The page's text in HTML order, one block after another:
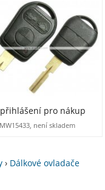
pro nákup
není skladem
› Dálkové ovladače